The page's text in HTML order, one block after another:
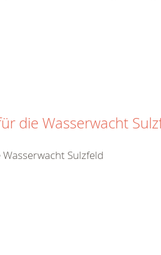
die Wasserwacht
Sulzfeld